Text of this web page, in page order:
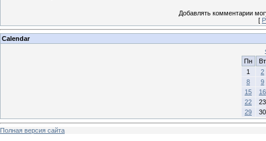
Добавлять комментарии
[
Calendar
Пн
Вт
1
2
8
9
15
16
22
23
29
30
Полная версия сайта